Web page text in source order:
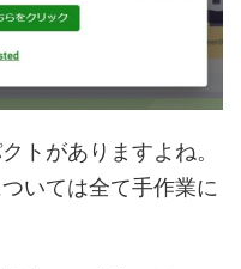
トがありますよね。
いては全て手作業に